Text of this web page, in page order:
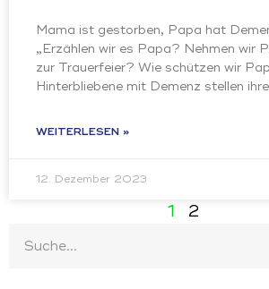
Mama ist gestorben, Papa hat
„Erzählen wir es Papa? Nehmen wir
zur Trauerfeier? Wie schützen wir
Hinterbliebene mit Demenz stellen ihre
WEITERLESEN »
12. Dezember 2023
1 2